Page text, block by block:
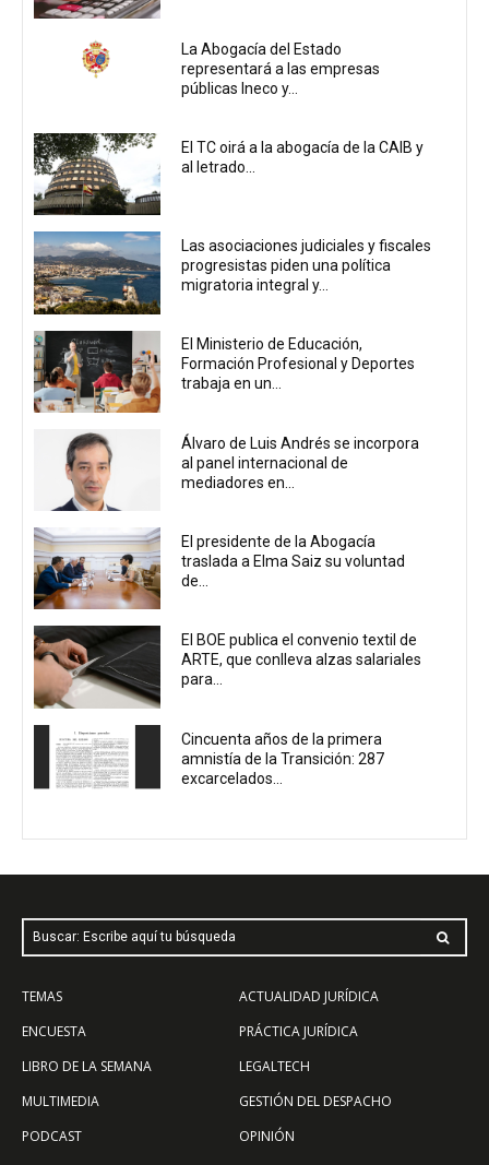
La Abogacía del Estado
representará a las empresas
públicas Ineco y...
El TC oirá a la abogacía de la CAIB y
al letrado...
Las asociaciones judiciales y fiscales
progresistas piden una política
migratoria integral y...
El Ministerio de Educación,
Formación Profesional y Deportes
trabaja en un...
Álvaro de Luis Andrés se incorpora
al panel internacional de
mediadores en...
El presidente de la Abogacía
traslada a Elma Saiz su voluntad
de...
El BOE publica el convenio textil de
ARTE, que conlleva alzas salariales
para...
Cincuenta años de la primera
amnistía de la Transición: 287
excarcelados...
Buscar: Escribe aquí tu búsqueda
TEMAS
ENCUESTA
LIBRO DE LA SEMANA
MULTIMEDIA
PODCAST
ACTUALIDAD JURÍDICA
PRÁCTICA JURÍDICA
LEGALTECH
GESTIÓN DEL DESPACHO
OPINIÓN